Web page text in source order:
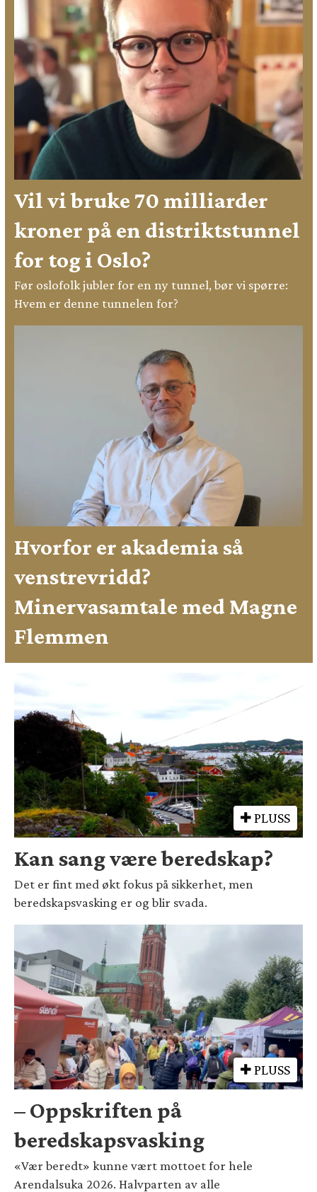
Vil vi bruke 70 milliarder
kroner på en distriktstunnel
for tog i Oslo?
Før oslofolk jubler for en ny tunnel, bør vi spørre:
Hvem er denne tunnelen for?
Hvorfor er akademia så
venstrevridd?
Minervasamtale med Magne
Flemmen
PLUSS
Kan sang være beredskap?
Det er fint med økt fokus på sikkerhet, men
beredskapsvasking er og blir svada.
PLUSS
– Oppskriften på
beredskapsvasking
«Vær beredt» kunne vært mottoet for hele
Arendalsuka 2026. Halvparten av alle